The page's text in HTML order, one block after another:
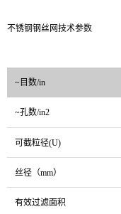
不锈钢钢丝网技术参数
~目数/in
~孔数/in2
可截粒径(U)
丝径（mm）
有效过滤面积